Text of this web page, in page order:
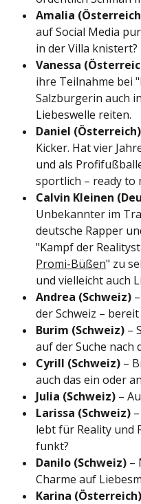
Amalia
auf Social Media
in der Villa knistert?
Vanessa
ihre Teilnahme bei
Salzburgerin auch
Liebeswelle reiten.
Daniel (Österreich)
Kicker. Hat vier
und als
sportlich – ready to
Calvin Kleinen
Unbekannter im
deutsche Rapper
"Kampf der
Promi-Büßen" zu
und vielleicht auch
Andrea (Schweiz)
der Schweiz –
Burim (Schweiz) –
auf der Suche nach
Cyrill (Schweiz) –
auch das ein oder
Julia (Schweiz) –
Larissa (Schweiz)
lebt für Reality und
funkt?
Danilo (Schweiz) –
Charme auf
Karina (Österreich)